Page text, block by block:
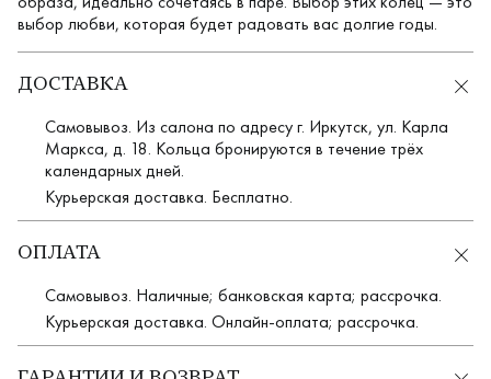
выбор любви, которая будет радовать вас долгие годы.
ДОСТАВКА
Самовывоз. Из салона по адресу г. Иркутск, ул. Карла
Маркса, д. 18. Кольца бронируются в течение трёх
календарных дней.
Курьерская доставка. Бесплатно.
ОПЛАТА
Самовывоз. Наличные; банковская карта; рассрочка.
Курьерская доставка. Онлайн-оплата; рассрочка.